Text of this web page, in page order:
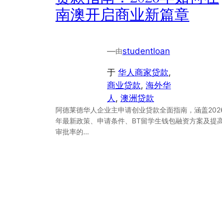
南澳开启商业新篇章
—由studentloan
于 华人商家贷款
商业贷款, 海外华
人 , 澳洲贷款
阿德莱德华人企业主申请创业贷款全面指南，涵盖
年最新政策、申请条件、BT留学生钱包融资方案及提
审批率的…